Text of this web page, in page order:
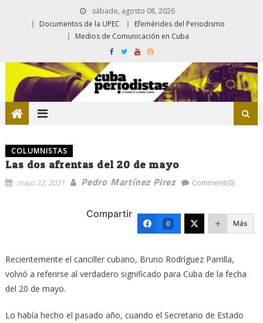
sábado, agosto 08, 2026
Documentos de la UPEC
Efemérides del Periodismo
Medios de Comunicación en Cuba
COLUMNISTAS
Las dos afrentas del 20 de mayo
mayo 22, 2021 Pedro Martínez Pirez Comment(0)
Compartir
0 Más
Recientemente el canciller cubano, Bruno Rodríguez Parrilla,
volvió a referirse al verdadero significado para Cuba de la fecha
del 20 de mayo.
Lo había hecho el pasado año, cuando el Secretario de Estado